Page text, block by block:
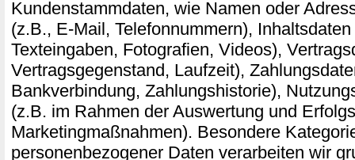
Kundenstammdaten, wie Namen oder
(z.B., E-Mail, Telefonnummern),
Texteingaben, Fotografien, Videos),
Vertragsgegenstand, Laufzeit),
Bankverbindung, Zahlungshistorie),
(z.B. im Rahmen der Auswertung und
Marketingmaßnahmen). Besondere
personenbezogener Daten verarbeiten wir